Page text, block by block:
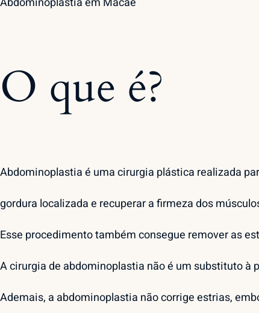
O que é?
Abdominoplastia é uma cirurgia plástica realizada
gordura localizada e recuperar a firmeza dos
Esse procedimento também consegue remover as
A cirurgia de abdominoplastia não é um substituto à
Ademais, a abdominoplastia não corrige estrias,